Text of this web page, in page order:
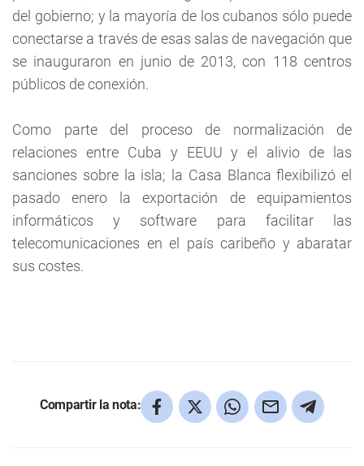
del gobierno; y la mayoría de los cubanos sólo puede
conectarse a través de esas salas de navegación que
se inauguraron en junio de 2013, con 118 centros
públicos de conexión.
Como parte del proceso de normalización de
relaciones entre Cuba y EEUU y el alivio de las
sanciones sobre la isla; la Casa Blanca flexibilizó el
pasado enero la exportación de equipamientos
informáticos y software para facilitar las
telecomunicaciones en el país caribeño y abaratar
sus costes.
Compartir la nota: